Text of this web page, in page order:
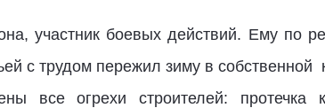
участник боевых действий. Ему по
с трудом пережил зиму в собственной
все огрехи строителей: протечка